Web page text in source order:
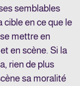
semblables
en ce que le
mettre en
en scène. Si la
rien de plus
sa moralité